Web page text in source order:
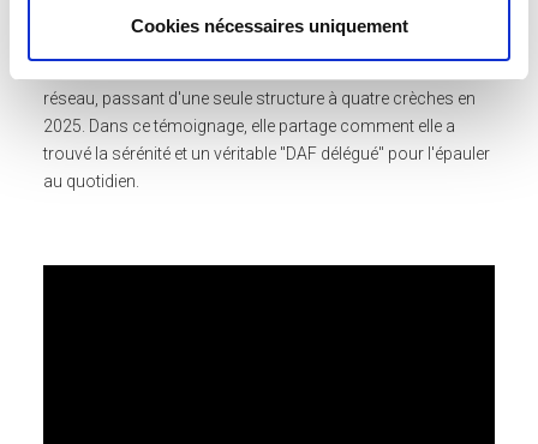
Cookies nécessaires uniquement
gestion financière de son entreprise grâce à
réseau, passant d'une seule structure à quatre crèches en
2025. Dans ce témoignage, elle partage comment elle a
trouvé la sérénité et un véritable "DAF délégué" pour l'épauler
au quotidien.